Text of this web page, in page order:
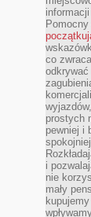
co
prostych
pewniej i
i
nie
mały